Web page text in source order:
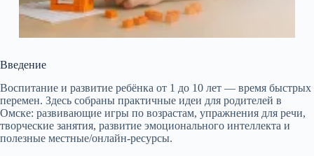
Введение
Воспитание и развитие ребёнка от 1 до 10 лет — время быстрых
перемен. Здесь собраны практичные идеи для родителей в
Омске: развивающие игры по возрастам, упражнения для речи,
творческие занятия, развитие эмоционального интеллекта и
полезные местные/онлайн-ресурсы.